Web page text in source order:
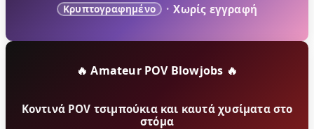
Κρυπτογραφημένο · Χωρίς εγγραφή
🔥 Amateur POV Blowjobs 🔥
Κοντινά POV τσιμπούκια και καυτά χυσίματα στο
στόμα